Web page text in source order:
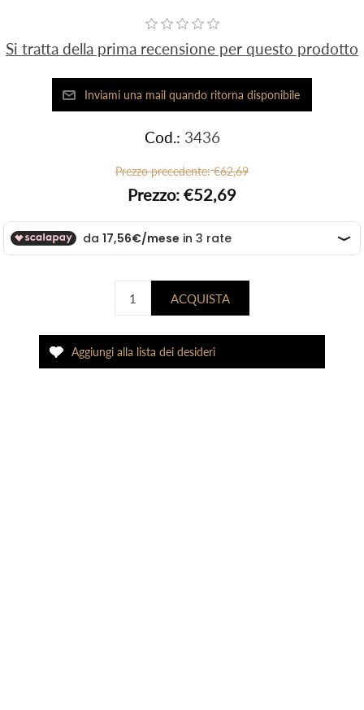
Si tratta della prima recensione per questo prodotto
Cod.: 3436
Prezzo precedente: €62,69
Prezzo: €52,69